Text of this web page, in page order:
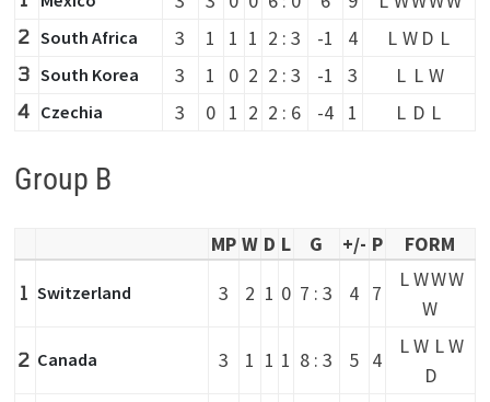
2 South Africa 3 1 1 1 2 : 3 -1 4 L W D L
3 South Korea 3 1 0 2 2 : 3 -1 3 L L W
4 Czechia 3 0 1 2 2 : 6 -4 1 L D L
Group B
MP W D L G +/- P FORM
1 Switzerland 3 2 1 0 7 : 3 4 7
LWWW
W
2 Canada 3 1 1 1 8 : 3 5 4
LW LW
D